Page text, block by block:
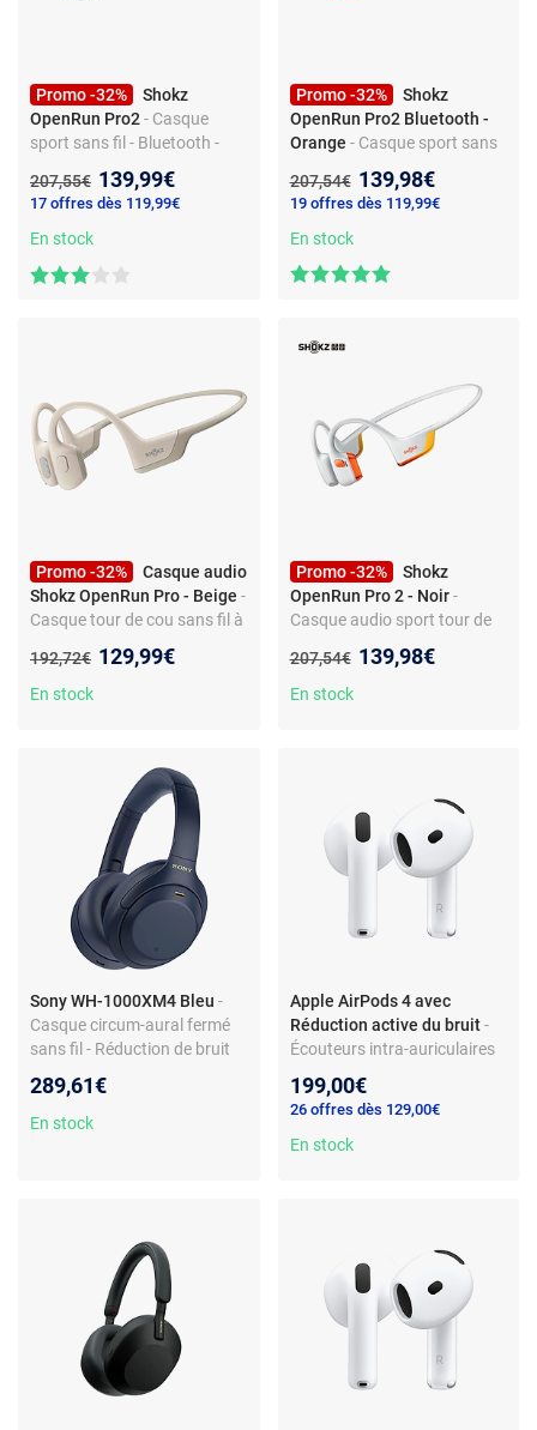
Promo -32%
Shokz
OpenRun Pro2- Casque
sport sans fil - Bluetooth -
son optimale
Ancien prix :
207,55€ Nouveau prix :
139,99€
17 offres dès 119,99€
En stock
Promo -32%
Shokz
OpenRun Pro2 Bluetooth -
Orange - Casque sport sans
confortable - Bluetooth
Ancien prix :
207,54€ Nouveau prix :
139,98€
19 offres dès 119,99€
En stock
Promo -32%
Casque audio
Shokz OpenRun Pro - Beige -
Casque tour de cou sans fil à
conception ouverte -
Bluetooth 5.1 - microphone -
Ancien prix :
192,72€ Nouveau prix :
129,99€
En stock
Promo -32%
Shokz
OpenRun Pro 2 - Noir -
Casque audio sport tour de
- Sans fil Bluetooth - Micro
intégré
Ancien prix :
207,54€ Nouveau prix :
139,98€
En stock
Sony WH-1000XM4 Bleu -
Casque circum-aural fermé
sans fil - Réduction de bruit
LDAC - Hi-Res Audio -
Commandes tactiles - Micro -
289,61€
En stock
Apple AirPods 4 avec
Réduction active du bruit -
Écouteurs intra-auriculaires
Commandes/Micro -
Réduction de bruit active -
Autonomie 4 + 16 h - Boîtier
199,00€
26 offres dès 129,00€
En stock